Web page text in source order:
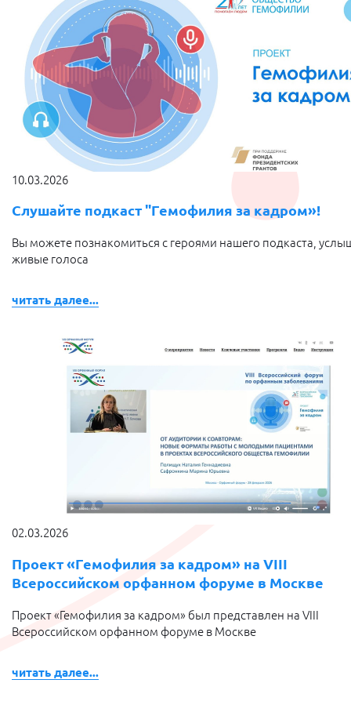
10.03.2026
Слушайте подкаст "Гемофилия за кадром»!
Вы можете познакомиться с героями нашего подкаста,
живые голоса
читать далее...
02.03.2026
Проект «Гемофилия за кадром» на VIII
Всероссийском орфанном форуме в Москве
Проект «Гемофилия за кадром» был представлен на VIII
Всероссийском орфанном форуме в Москве
читать далее...